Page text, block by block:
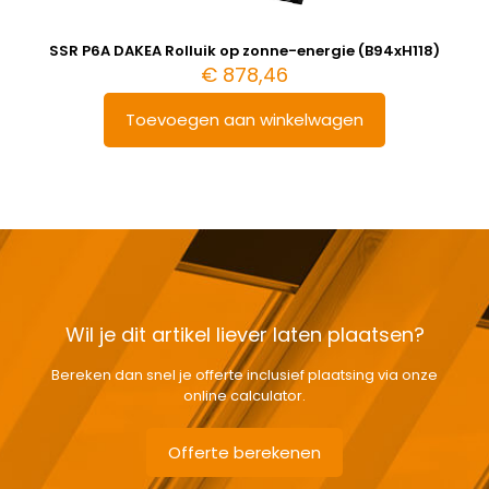
SSR P6A DAKEA Rolluik op zonne-energie (B94xH118)
€ 878,46
Toevoegen aan winkelwagen
Wil je dit artikel liever laten plaatsen?
Bereken dan snel je offerte inclusief plaatsing via onze
online calculator.
Offerte berekenen